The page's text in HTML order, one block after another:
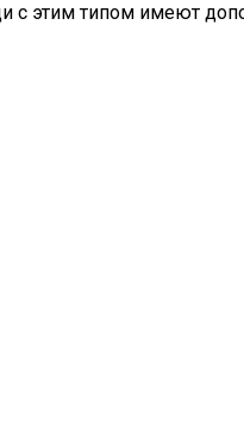
с этим типом имеют